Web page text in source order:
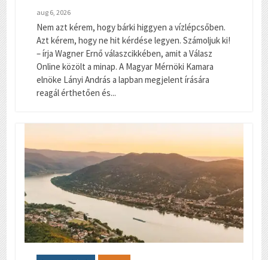
aug 6, 2026
Nem azt kérem, hogy bárki higgyen a vízlépcsőben.
Azt kérem, hogy ne hit kérdése legyen. Számoljuk ki!
– írja Wagner Ernő válaszcikkében, amit a Válasz
Online közölt a minap. A Magyar Mérnöki Kamara
elnöke Lányi András a lapban megjelent írására
reagál érthetően és...